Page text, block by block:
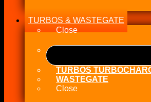
TURBOS & WASTEGATE
Close
TURBOS
WASTEGATE
Close